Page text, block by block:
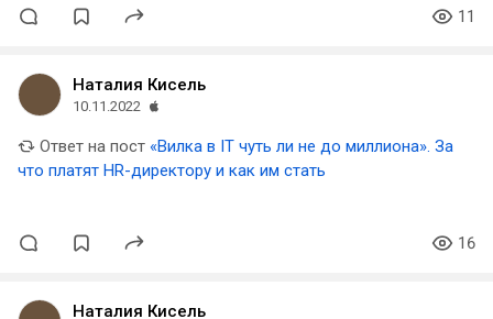
11
Наталия Кисель
10.11.2022
Ответ на пост «Вилка в IT чуть ли не до миллиона». За
что платят HR-директору и как им стать
16
Наталия Кисель